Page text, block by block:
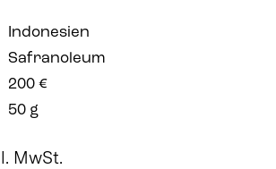
Indonesien
Safranoleum
200 €
50 g
MwSt.